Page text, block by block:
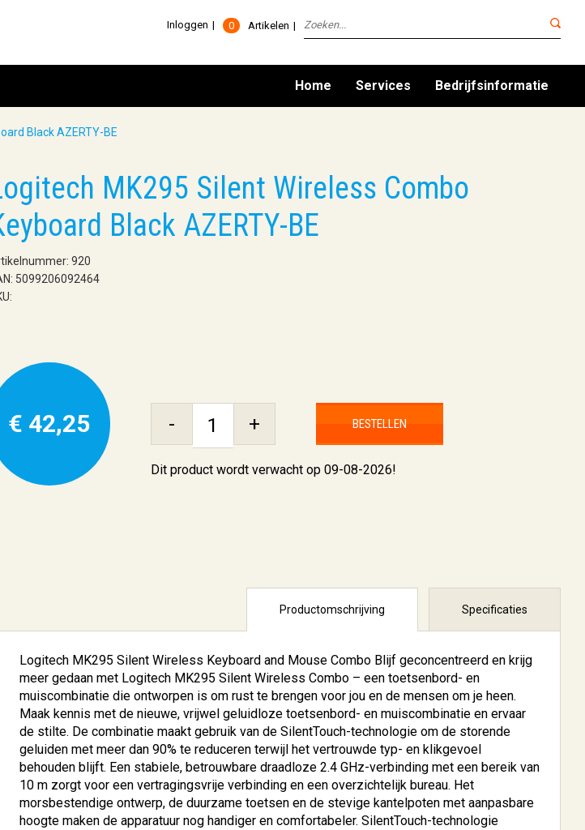
0 Artikelen
Inloggen
Home Services Bedrijfsinformatie
Black AZERTY-BE
MK295 Silent Wireless Combo
Black AZERTY-BE
920
5099206092464
€ 42,25 - + BESTELLEN
Dit product wordt verwacht op 09-08-2026!
Productomschrijving Specificaties
Logitech MK295 Silent Wireless Keyboard and Mouse Combo Blijf geconcentreerd en krijg
meer gedaan met Logitech MK295 Silent Wireless Combo – een toetsenbord- en
muiscombinatie die ontworpen is om rust te brengen voor jou en de mensen om je heen.
Maak kennis met de nieuwe, vrijwel geluidloze toetsenbord- en muiscombinatie en ervaar
de stilte. De combinatie maakt gebruik van de SilentTouch-technologie om de storende
geluiden met meer dan 90% te reduceren terwijl het vertrouwde typ- en klikgevoel
behouden blijft. Een stabiele, betrouwbare draadloze 2.4 GHz-verbinding met een bereik van
10 m zorgt voor een vertragingsvrije verbinding en een overzichtelijk bureau. Het
morsbestendige ontwerp, de duurzame toetsen en de stevige kantelpoten met aanpasbare
hoogte maken de apparatuur nog handiger en comfortabeler. SilentTouch-technologie